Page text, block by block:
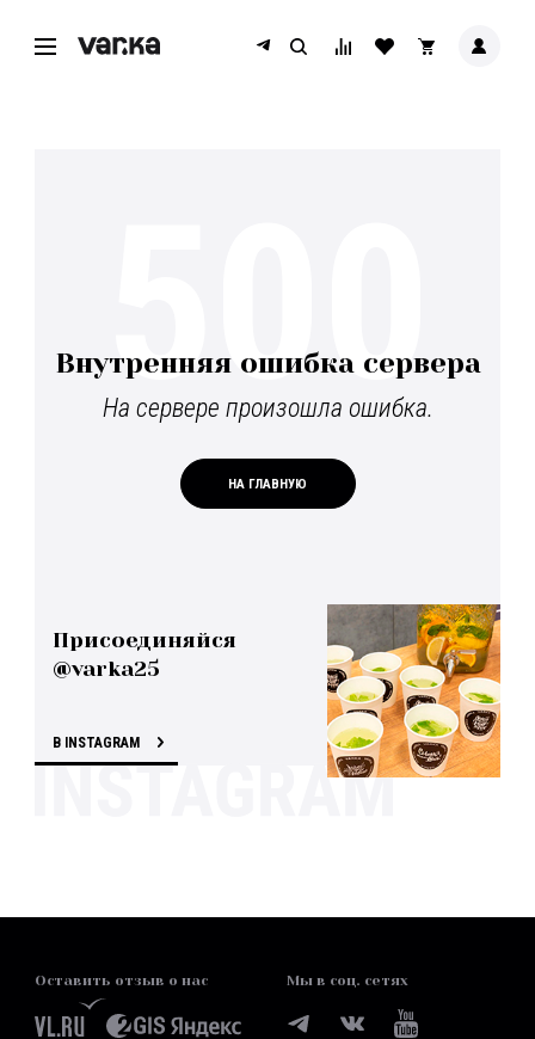
Внутренняя ошибка сервера
На сервере произошла ошибка.
НА ГЛАВНУЮ
500
Присоединяйся
@varka25
В INSTAGRAM
Оставить отзыв о нас Мы в соц. сетях